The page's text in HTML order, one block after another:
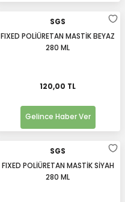
SGS
FIXED POLİÜRETAN MASTİK BEYAZ
280 ML
120,00 TL
Gelince Haber Ver
SGS
FIXED POLİÜRETAN MASTİK SİYAH
280 ML